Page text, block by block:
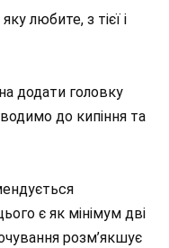
любите, з тієї і
додати головку
до кипіння та
є як мінімум дві
розм’якшує